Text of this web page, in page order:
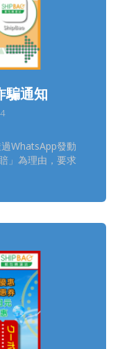
騙通知
WhatsApp發動
」為理由，要求
官網獲取
詢及接收郵包轉
聯絡Shipbao客
隊